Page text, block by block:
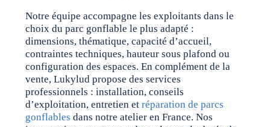
Notre équipe accompagne les exploitants dans le
choix du parc gonflable le plus adapté :
dimensions, thématique, capacité d’accueil,
contraintes techniques, hauteur sous plafond ou
configuration des espaces. En complément de la
vente, Lukylud propose des services
professionnels : installation, conseils
d’exploitation, entretien etréparation de parcs
gonflables dans notre atelier en France. Nos